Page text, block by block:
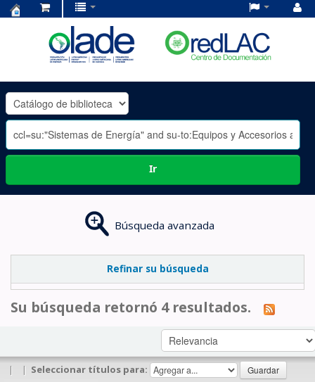
OLADE
-
Ir
Búsqueda avanzada
Refinar su búsqueda
Su búsqueda retornó 4 resultados.
| | Seleccionar títulos para: